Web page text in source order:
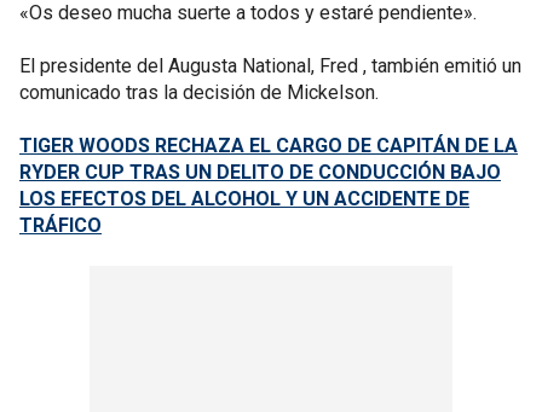
«Os deseo mucha suerte a todos y estaré pendiente».
El presidente del Augusta National, Fred , también emitió un
comunicado tras la decisión de Mickelson.
TIGER WOODS RECHAZA EL CARGO DE CAPITÁN DE LA
RYDER CUP TRAS UN DELITO DE CONDUCCIÓN BAJO
LOS EFECTOS DEL ALCOHOL Y UN ACCIDENTE DE
TRÁFICO